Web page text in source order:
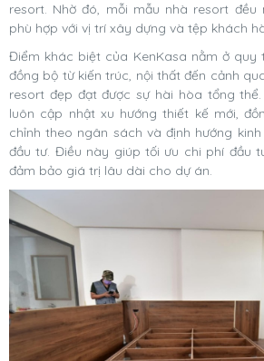
resort. Nhờ đó, mỗi mẫu nhà resort đều
phù hợp với vị trí xây dựng và tệp khách
Điểm khác biệt của KenKasa nằm ở quy
đồng bộ từ kiến trúc, nội thất đến cảnh
resort đẹp đạt được sự hài hòa tổng
luôn cập nhật xu hướng thiết kế mới,
chỉnh theo ngân sách và định hướng
đầu tư. Điều này giúp tối ưu chi phí đầu
đảm bảo giá trị lâu dài cho dự án.